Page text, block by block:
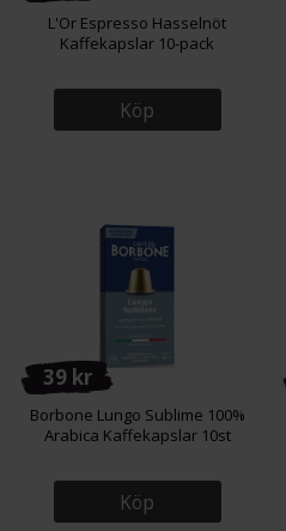
L'Or Espresso Hasselnöt
Kaffekapslar 10-pack
Köp
39 kr
Borbone Lungo Sublime 100%
Arabica Kaffekapslar 10st
Köp